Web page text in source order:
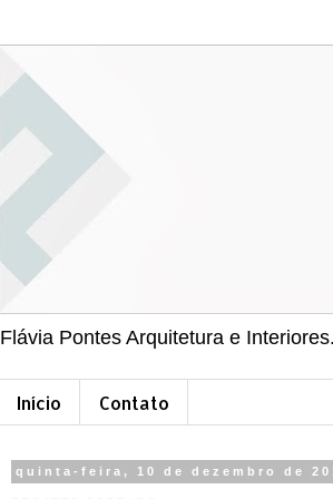
Flávia Pontes Arquitetura e Interiores.
Início Contato
quinta-feira, 10 de dezembro de